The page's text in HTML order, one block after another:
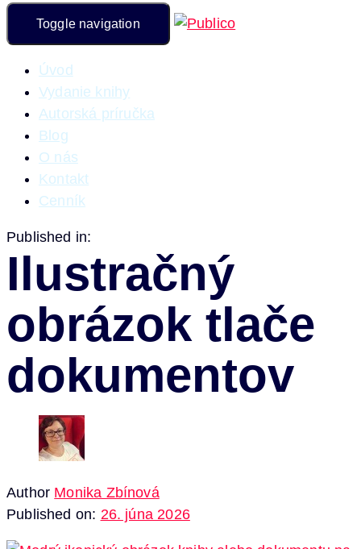
Toggle navigation
Úvod
Vydanie knihy
Autorská príručka
Blog
O nás
Kontakt
Cenník
Published in:
Ilustračný
obrázok tlače
dokumentov
Author Monika Zbínová
Published on: 26. júna 2026